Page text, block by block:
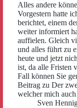
Alles andere
Vorgestern hatte
berichtet, einem
weiter informiert
auffielen. Gleich
und alles führt zu
heute und jetzt
ist, da alle Fristen
Fall können Sie
Beitrag zu Der
welcher mich
Sven